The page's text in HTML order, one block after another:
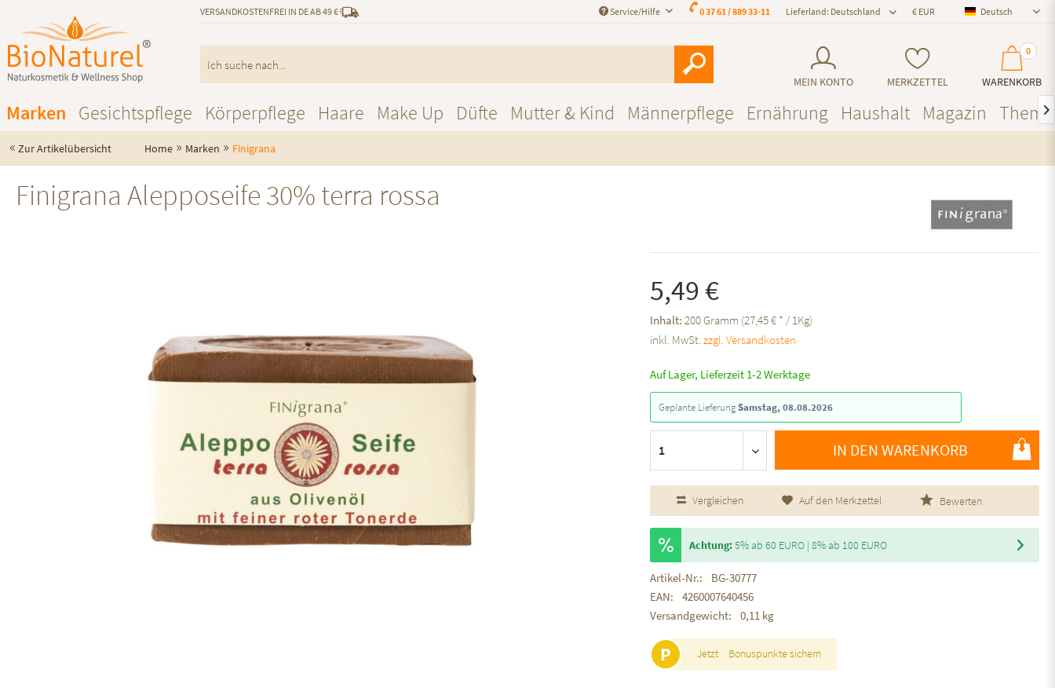
VERSANDKOSTENFREI IN DE AB 49 € Deutsch
Deutsch
Lieferland: Deutschland
0 37 61 / 889 33-11
Service/Hilfe
MEIN KONTO MERKZETTEL
0
WARENKORB
Marken Gesichtspflege Körperpflege Haare Make Up Düfte Mutter & Kind Männerpflege Ernährung Haushalt Magazin 
« Zur Artikelübersicht Home » Marken » Finigrana
Finigrana Alepposeife 30% terra rossa
5,49 €
Inhalt:200 Gramm (27,45 € * / 1Kg)
inkl. MwSt.zzgl. Versandkosten
Auf Lager, Lieferzeit 1-2 Werktage
Geplante LieferungSamstag, 08.08.2026
IN DEN WARENKORB
Vergleichen Auf den Merkzettel Bewerten
Achtung:5% ab 60 EURO | 8% ab 100 EURO
Artikel-Nr.:
BG-30777
EAN:
4260007640456
Versandgewicht:
0,11 kg
P Jetzt Bonuspunkte sichern